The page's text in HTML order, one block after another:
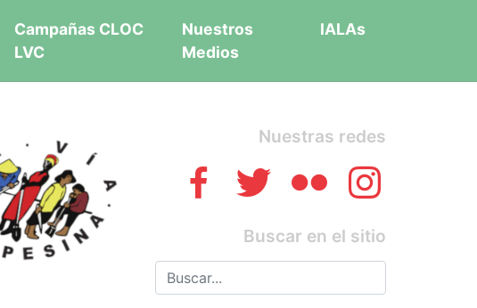
Campañas CLOC
LVC
Nuestros
Medios
IALAs
Nuestras redes
Buscar en el sitio